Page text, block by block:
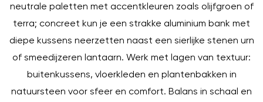
neutrale paletten met accentkleuren zoals olijfgroen of
terra; concreet kun je een strakke aluminium bank met
diepe kussens neerzetten naast een sierlijke stenen urn
of smeedijzeren lantaarn. Werk met lagen van textuur:
buitenkussens, vloerkleden en plantenbakken in
natuursteen voor sfeer en comfort. Balans in schaal en